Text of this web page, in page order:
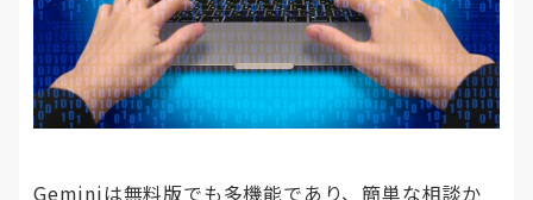
Geminiは無料版でも多機能であり、簡単な相談か